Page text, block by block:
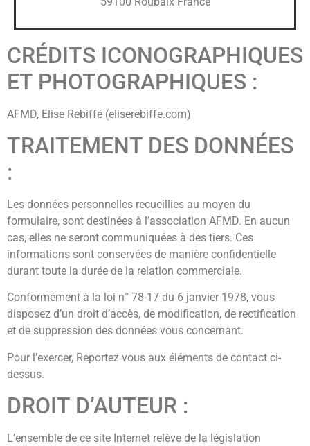
CRÉDITS ICONOGRAPHIQUES
ET PHOTOGRAPHIQUES :
AFMD, Elise Rebiffé (eliserebiffe.com)
TRAITEMENT DES DONNÉES
:
Les données personnelles recueillies au moyen du
formulaire, sont destinées à l’association AFMD. En aucun
cas, elles ne seront communiquées à des tiers. Ces
informations sont conservées de manière confidentielle
durant toute la durée de la relation commerciale.
Conformément à la loi n° 78-17 du 6 janvier 1978, vous
disposez d’un droit d’accès, de modification, de rectification
et de suppression des données vous concernant.
Pour l’exercer, Reportez vous aux éléments de contact ci-
dessus.
DROIT D’AUTEUR :
L’ensemble de ce site Internet relève de la législation